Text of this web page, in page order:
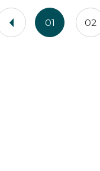
01 02